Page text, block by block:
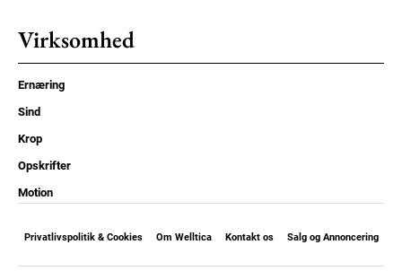
Virksomhed
Ernæring
Sind
Krop
Opskrifter
Motion
Privatlivspolitik & Cookies Om Welltica Kontakt os Salg og Annoncering